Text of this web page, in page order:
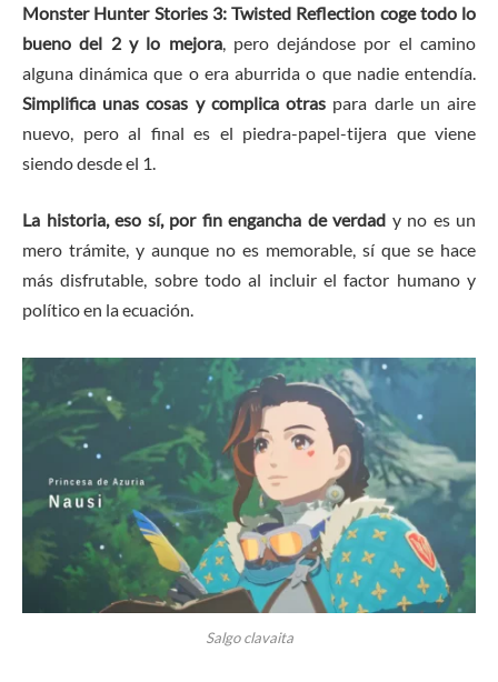
Monster Hunter Stories 3: Twisted Reflection coge todo lo
bueno del 2 y lo mejora, pero dejándose por el camino
alguna dinámica que o era aburrida o que nadie entendía.
Simplifica unas cosas y complica otras para darle un aire
nuevo, pero al final es el piedra-papel-tijera que viene
siendo desde el 1.
La historia, eso sí, por fin engancha de verdad y no es un
mero trámite, y aunque no es memorable, sí que se hace
más disfrutable, sobre todo al incluir el factor humano y
político en la ecuación.
Salgo clavaita